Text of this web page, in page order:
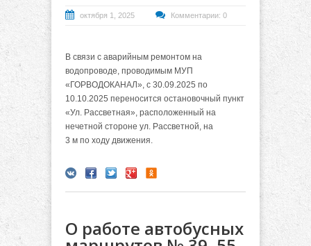
октября 1, 2025 Комментарии: 0
В связи с аварийным ремонтом на
водопроводе, проводимым МУП
«ГОРВОДОКАНАЛ», с 30.09.2025 по
10.10.2025 переносится остановочный пункт
«Ул. Рассветная», расположенный на
нечетной стороне ул. Рассветной, на
3 м по ходу движения.
О работе автобусных